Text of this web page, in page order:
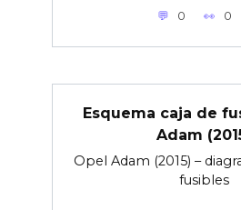
0 0
Esquema caja de
Adam
Opel Adam (2015) –
fusibles